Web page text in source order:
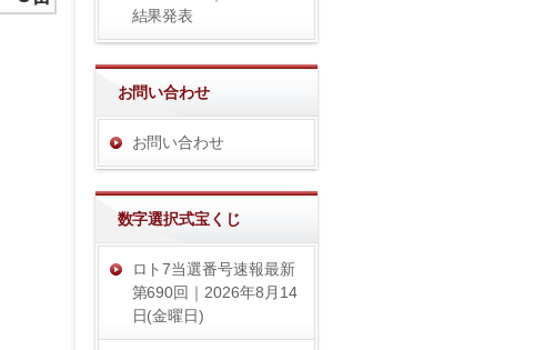
結果発表
お問い合わせ
お問い合わせ
数字選択式宝くじ
ロト7当選番号速報最新
第690回｜2026年8月14
日(金曜日)